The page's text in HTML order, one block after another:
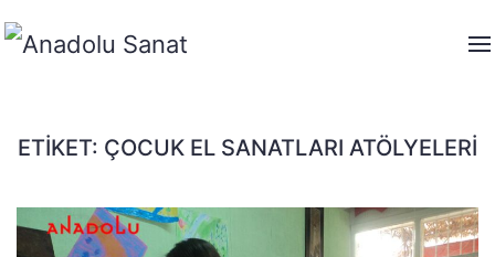
ETIKET: ÇOCUK EL SANATLARI ATÖLYELERI